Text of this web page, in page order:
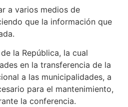
a varios medios de
que la información que
la República, la cual
en la transferencia de la
a las municipalidades, a
para el mantenimiento,
la conferencia.